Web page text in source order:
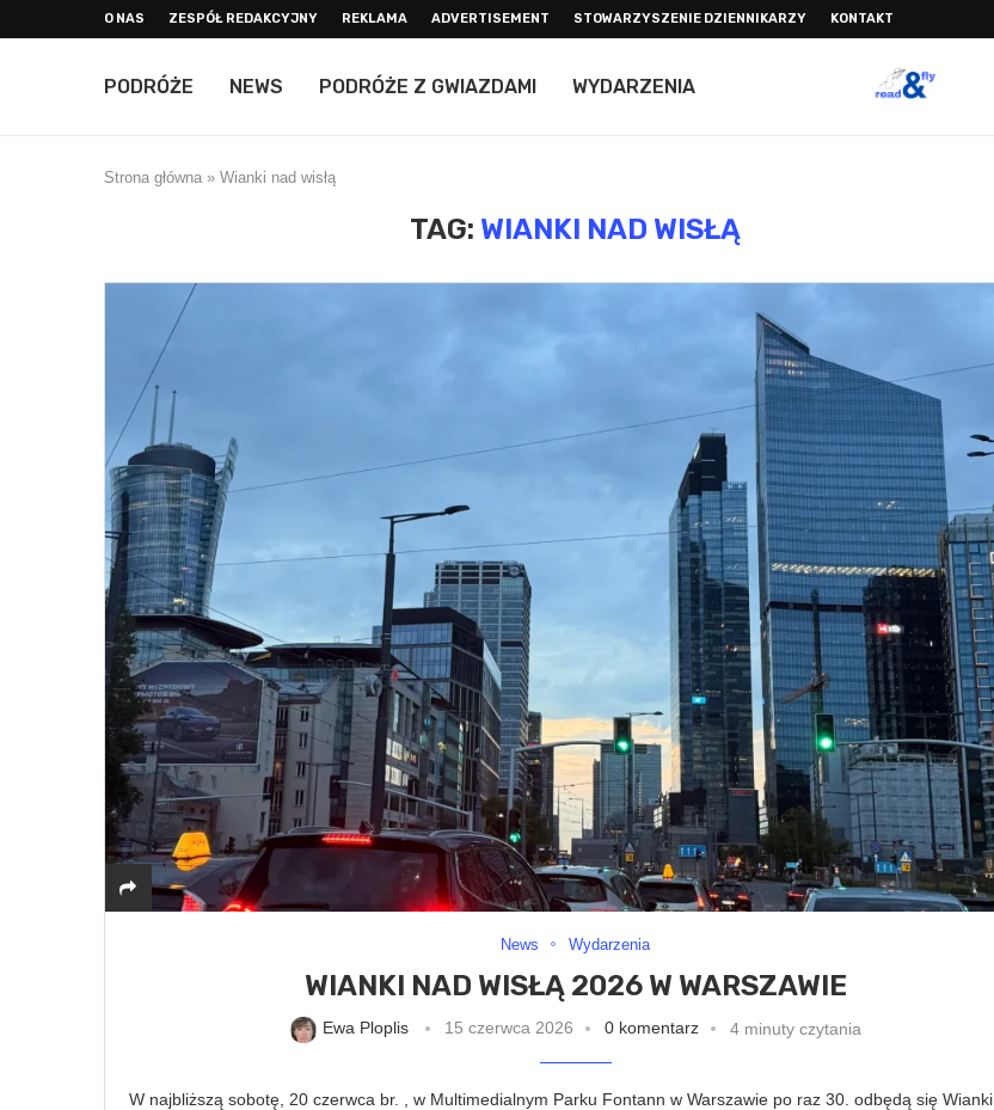
O NAS ZESPÓŁ REDAKCYJNY REKLAMA ADVERTISEMENT STOWARZYSZENIE DZIENNIKARZY KONTAKT
PODRÓŻE NEWS PODRÓŻE Z GWIAZDAMI WYDARZENIA
Strona główna » Wianki nad wisłą
TAG: WIANKI NAD WISŁĄ
News Wydarzenia
WIANKI NAD WISŁĄ 2026 W WARSZAWIE
Ewa Ploplis 15 czerwca 2026 0 komentarz 4 minuty czytania
W najbliższą sobotę, 20 czerwca br. , w Multimedialnym Parku Fontann w Warszawie po raz 30. odbędą się Wianki